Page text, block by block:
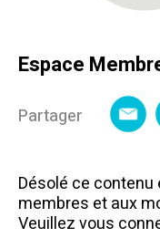
Espace
Partager
Désolé ce
membres et aux
Veuillez vous